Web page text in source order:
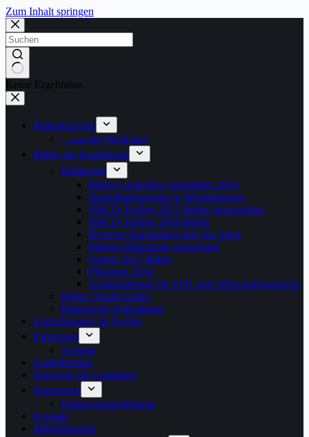
Zum Inhalt springen
Keine Ergebnisse
Beitragsarchiv
…aus der Werkstatt
Bilder aus Kaufungen
Bildarchiv
Bilder Lichterfest September 2014
Dampfbahneinsatz in Wendehausen
DBCD-Treffen 2013 Bilder hinzugefügt
DBCD-Treffen 2018 Bilder
Diverses Kaufungen über die Jahre
Markus Bilderkiste Huserland
Ostern 2015 Bilder
Pfingsten 2014
Sonderfahrtage für EFK und Wirtschaftsjunioren
Bilder Quadrocopter
Historische Aufnahmen
Erreichbarkeit im Notfall
Fahrzeuge
Technik
Gedenksteine
Hinweise für Gastfahrer
Impressum
Datenschutzerklärung
Kontakt
Mitgliedschaft